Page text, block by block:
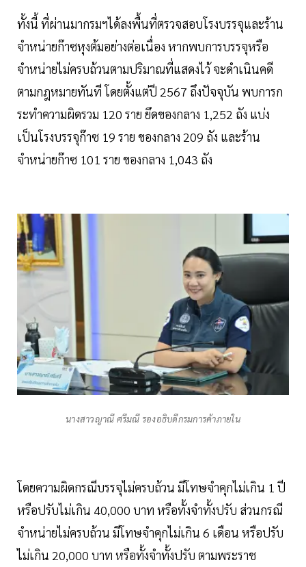
ทั้งนี้ ที่ผ่านมากรมฯได้ลงพื้นที่ตรวจสอบโรงบรรจุและร้าน
จำหน่ายก๊าซหุงต้มอย่างต่อเนื่อง หากพบการบรรจุหรือ
จำหน่ายไม่ครบถ้วนตามปริมาณที่แสดงไว้ จะดำเนินคดี
ตามกฎหมายทันที โดยตั้งแต่ปี 2567 ถึงปัจจุบัน พบการก
ระทำความผิดรวม 120 ราย ยึดของกลาง 1,252 ถัง แบ่ง
เป็นโรงบรรจุก๊าซ 19 ราย ของกลาง 209 ถัง และร้าน
จำหน่ายก๊าซ 101 ราย ของกลาง 1,043 ถัง
นางสาวญาณี ศรีมณี รองอธิบดีกรมการค้าภายใน
โดยความผิดกรณีบรรจุไม่ครบถ้วน มีโทษจำคุกไม่เกิน 1 ปี
หรือปรับไม่เกิน 40,000 บาท หรือทั้งจำทั้งปรับ ส่วนกรณี
จำหน่ายไม่ครบถ้วน มีโทษจำคุกไม่เกิน 6 เดือน หรือปรับ
ไม่เกิน 20,000 บาท หรือทั้งจำทั้งปรับ ตามพระราช